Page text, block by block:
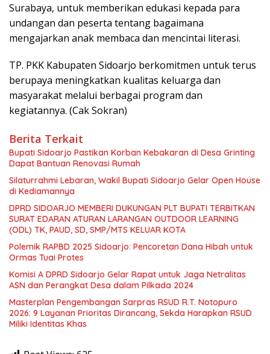
Surabaya, untuk memberikan edukasi kepada para
undangan dan peserta tentang bagaimana
mengajarkan anak membaca dan mencintai literasi.
TP. PKK Kabupaten Sidoarjo berkomitmen untuk terus
berupaya meningkatkan kualitas keluarga dan
masyarakat melalui berbagai program dan
kegiatannya. (Cak Sokran)
Berita Terkait
Bupati Sidoarjo Pastikan Korban Kebakaran di Desa Grinting
Dapat Bantuan Renovasi Rumah
Silaturrahmi Lebaran, Wakil Bupati Sidoarjo Gelar Open House
di Kediamannya
DPRD SIDOARJO MEMBERI DUKUNGAN PLT BUPATI TERBITKAN
SURAT EDARAN ATURAN LARANGAN OUTDOOR LEARNING
(ODL) TK, PAUD, SD, SMP/MTS KELUAR KOTA
Polemik RAPBD 2025 Sidoarjo: Pencoretan Dana Hibah untuk
Ormas Tuai Protes
Komisi A DPRD Sidoarjo Gelar Rapat untuk Jaga Netralitas
ASN dan Perangkat Desa dalam Pilkada 2024
Masterplan Pengembangan Sarpras RSUD R.T. Notopuro
2026: 9 Layanan Prioritas Dirancang, Sekda Harapkan RSUD
Miliki Identitas Khas